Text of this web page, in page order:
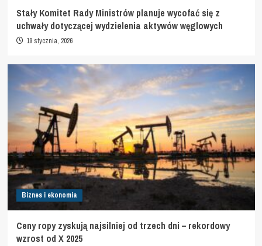
Stały Komitet Rady Ministrów planuje wycofać się z
uchwały dotyczącej wydzielenia aktywów węglowych
19 stycznia, 2026
Biznes i ekonomia
Ceny ropy zyskują najsilniej od trzech dni – rekordowy
wzrost od X 2025